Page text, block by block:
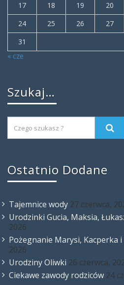
17
18 19 20
24
25 26 27
31
« cze
Szukaj…
Ostatnio Dodane
Tajemnice wody 27 czerwca,
Urodzinki Gucia, Maksia,
2026
Pożegnanie Marysi, Kacperka
2026
Urodziny Oliwki 26 czerwca,
Ciekawe zawody rodziców 24